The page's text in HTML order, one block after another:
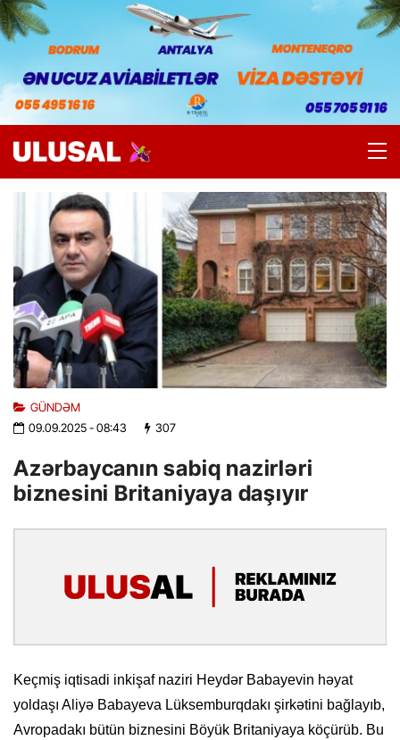
GÜNDƏM
09.09.2025- 08:43 307
Azərbaycanın sabiq nazirləri
biznesini Britaniyaya daşıyır
Keçmiş iqtisadi inkişaf naziri Heydər Babayevin həyat
yoldaşı Aliyə Babayeva Lüksemburqdakı şirkətini bağlayıb,
Avropadakı bütün biznesini Böyük Britaniyaya köçürüb. Bu